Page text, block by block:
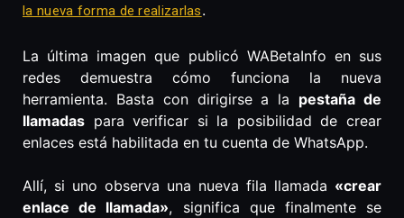
la nueva forma de realizarlas.
La última imagen que publicó WABetaInfo en sus
redes demuestra cómo funciona la nueva
herramienta. Basta con dirigirse a la pestaña de
llamadas para verificar si la posibilidad de crear
enlaces está habilitada en tu cuenta de WhatsApp.
Allí, si uno observa una nueva fila llamada «crear
enlace de llamada», significa que finalmente se